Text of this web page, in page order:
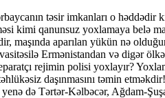
təsir imkanları o
kimi qanunsuz yoxlamaya belə
maşında aparılan yükün nə
Ermənistandan və digər
rejimin polisi yoxlayır?
daşınmasını təmin
də Tərtər-Kəlbəcər, Ağdam-